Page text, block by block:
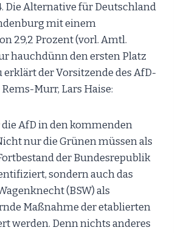
Die Alternative für Deutschland
mit einem
29,2 Prozent (vorl. Amtl.
hauchdünn den ersten Platz
erklärt der Vorsitzende des AfD-
Murr, Lars Haise:
die AfD in den kommenden
nur die Grünen müssen als
der Bundesrepublik
sondern auch das
(BSW) als
Maßnahme der etablierten
werden. Denn nichts anderes